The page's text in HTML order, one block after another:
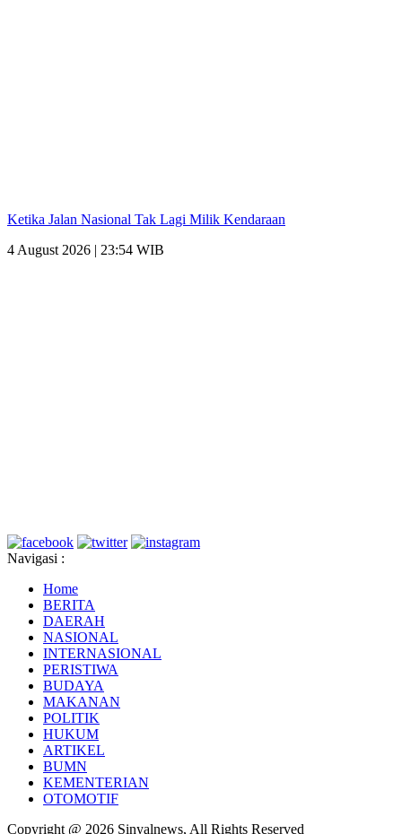
Ketika Jalan Nasional Tak Lagi Milik Kendaraan
4 August 2026 | 23:54 WIB
Navigasi :
Home
BERITA
DAERAH
NASIONAL
INTERNASIONAL
PERISTIWA
BUDAYA
MAKANAN
POLITIK
HUKUM
ARTIKEL
BUMN
KEMENTERIAN
OTOMOTIF
Copyright @ 2026 Sinyalnews, All Rights Reserved